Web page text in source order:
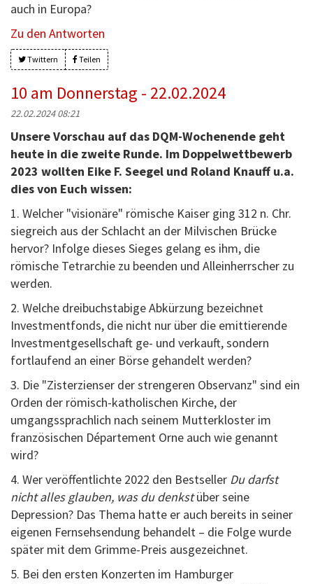
auch in Europa?
Zu den Antworten
Twittern Teilen
10 am Donnerstag - 22.02.2024
22.02.2024 08:21
Unsere Vorschau auf das DQM-Wochenende geht
heute in die zweite Runde. Im Doppelwettbewerb
2023 wollten Eike F. Seegel und Roland Knauff u.a.
dies von Euch wissen:
1. Welcher "visionäre" römische Kaiser ging 312 n. Chr.
siegreich aus der Schlacht an der Milvischen Brücke
hervor? Infolge dieses Sieges gelang es ihm, die
römische Tetrarchie zu beenden und Alleinherrscher zu
werden.
2. Welche dreibuchstabige Abkürzung bezeichnet
Investmentfonds, die nicht nur über die emittierende
Investmentgesellschaft ge- und verkauft, sondern
fortlaufend an einer Börse gehandelt werden?
3. Die "Zisterzienser der strengeren Observanz" sind ein
Orden der römisch-katholischen Kirche, der
umgangssprachlich nach seinem Mutterkloster im
französischen Département Orne auch wie genannt
wird?
4. Wer veröffentlichte 2022 den Bestseller Du darfst
nicht alles glauben, was du denkstüber seine
Depression? Das Thema hatte er auch bereits in seiner
eigenen Fernsehsendung behandelt – die Folge wurde
später mit dem Grimme-Preis ausgezeichnet.
5. Bei den ersten Konzerten im Hamburger